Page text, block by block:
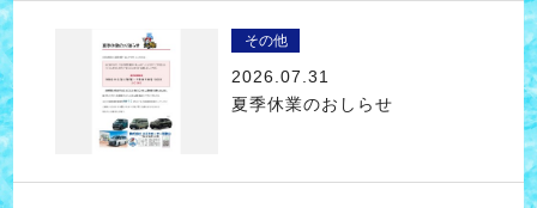
その他
2026.07.31
夏季休業のおしらせ